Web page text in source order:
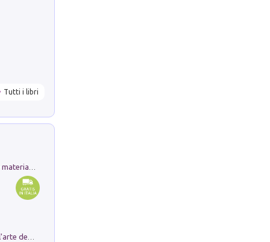
Tutti i libri
Ricerche dei dottorandi in storia dell'arte della Sapienza